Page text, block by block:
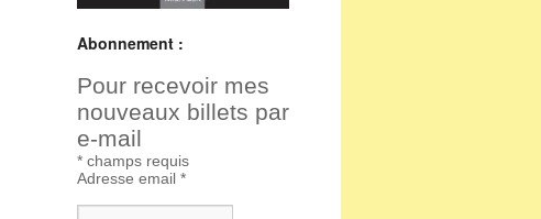
Abonnement :
Pour recevoir mes
nouveaux billets par
e-mail
* champs requis
Adresse email *